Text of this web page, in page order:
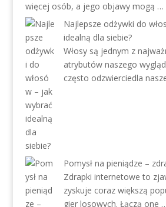
więcej osób, a jego objawy mogą …
Najlepsze odżywki do
idealną dla siebie?
Włosy są jednym z
atrybutów naszego
często odzwierciedla
Pomysł na pieniądze –
Zdrapki internetowe to
zyskuje coraz większą
gier losowych. Łączą one